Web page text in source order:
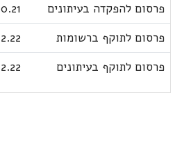
פרסום להפקדה בעיתונים
פרסום לתוקף ברשומות
פרסום לתוקף בעיתונים